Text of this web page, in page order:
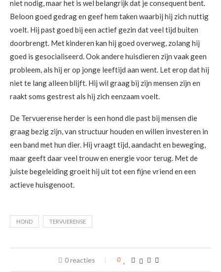
niet nodig, maar het is wel belangrijk dat je consequent bent.
Beloon goed gedrag en geef hem taken waarbij hij zich nuttig
voelt. Hij past goed bij een actief gezin dat veel tijd buiten
doorbrengt. Met kinderen kan hij goed overweg, zolang hij
goed is gesocialiseerd. Ook andere huisdieren zijn vaak geen
probleem, als hij er op jonge leeftijd aan went. Let erop dat hij
niet te lang alleen blijft. Hij wil graag bij zijn mensen zijn en
raakt soms gestrest als hij zich eenzaam voelt.
De Tervuerense herder is een hond die past bij mensen die
graag bezig zijn, van structuur houden en willen investeren in
een band met hun dier. Hij vraagt tijd, aandacht en beweging,
maar geeft daar veel trouw en energie voor terug. Met de
juiste begeleiding groeit hij uit tot een fijne vriend en een
actieve huisgenoot.
HOND TERVUERENSE
0 reacties 0